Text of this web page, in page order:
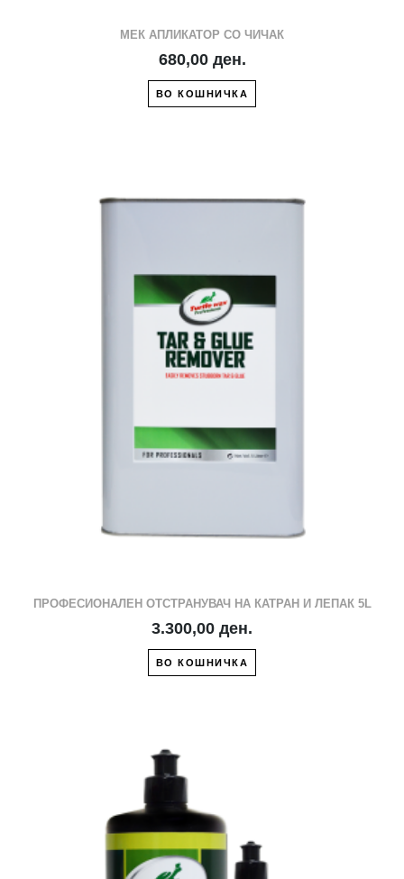
МЕК АПЛИКАТОР СО ЧИЧАК
680,00 ден.
ВО КОШНИЧКА
ПРОФЕСИОНАЛЕН ОТСТРАНУВАЧ НА КАТРАН И ЛЕПАК 5L
3.300,00 ден.
ВО КОШНИЧКА